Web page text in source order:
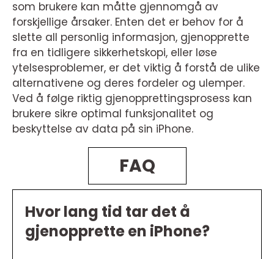
som brukere kan måtte gjennomgå av
forskjellige årsaker. Enten det er behov for å
slette all personlig informasjon, gjenopprette
fra en tidligere sikkerhetskopi, eller løse
ytelsesproblemer, er det viktig å forstå de ulike
alternativene og deres fordeler og ulemper.
Ved å følge riktig gjenopprettingsprosess kan
brukere sikre optimal funksjonalitet og
beskyttelse av data på sin iPhone.
FAQ
Hvor lang tid tar det å
gjenopprette en iPhone?